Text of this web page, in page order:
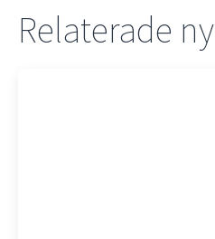
Relaterade